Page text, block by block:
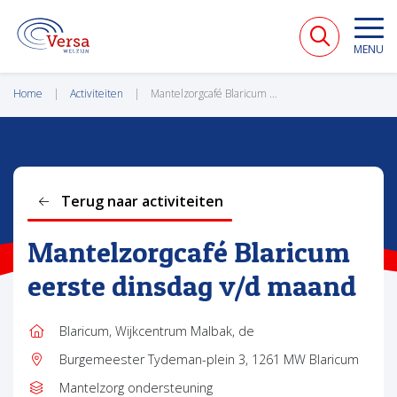
VERSA WELZIJN MENU
Home Activiteiten Mantelzorgcafé Blaricum eerste dinsdag v/d maand
Terug naar activiteiten
Mantelzorgcafé Blaricum
eerste dinsdag v/d maand
Locatie:
Blaricum, Wijkcentrum Malbak, de
Adres:
Burgemeester Tydeman-plein 3, 1261 MW Blaricum
Mantelzorg ondersteuning